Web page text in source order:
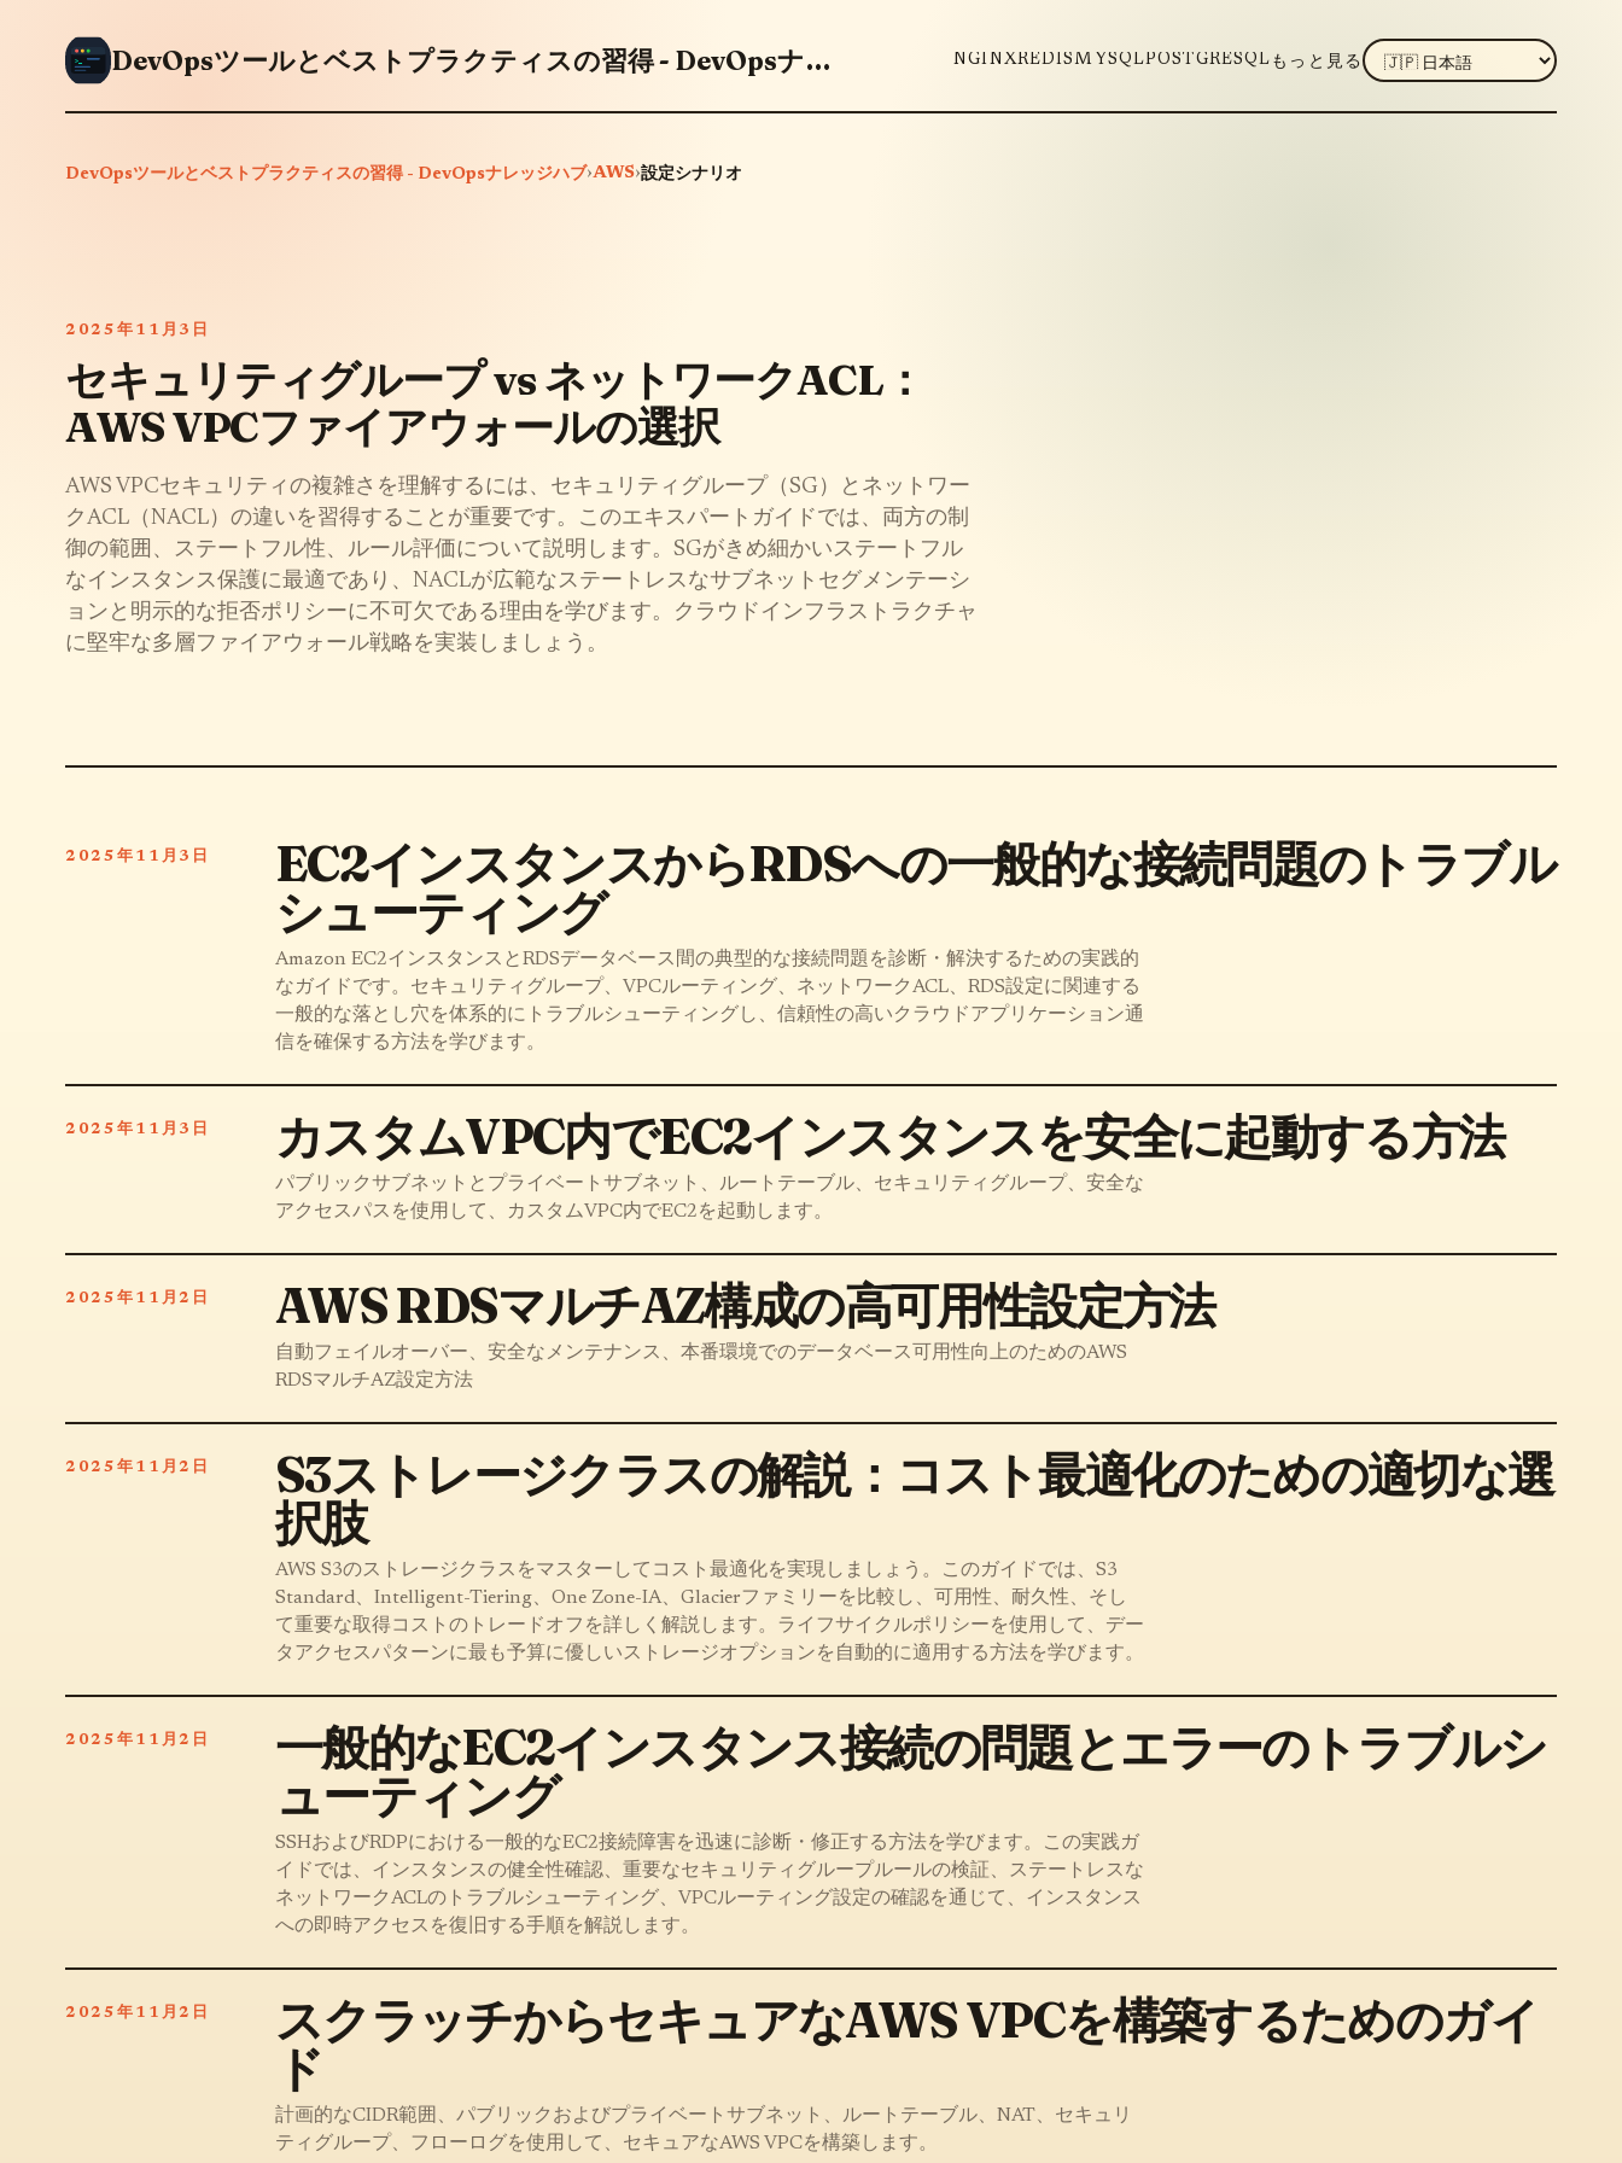
DevOpsツールとベストプラクティスの習得 - DevOpsナレッジハブ NGINXREDISMYSQLPOSTGRESQL もっと見る
LANGUAGE
DevOpsツールとベストプラクティスの習得 - DevOpsナレッジハブ›AWS›設定シナリオ
2025年11月3日
セキュリティグループ vs ネットワークACL：
AWS VPCファイアウォールの選択
AWS VPCセキュリティの複雑さを理解するには、セキュリティグループ（SG）とネットワー
クACL（NACL）の違いを習得することが重要です。このエキスパートガイドでは、両方の制
御の範囲、ステートフル性、ルール評価について説明します。SGがきめ細かいステートフル
なインスタンス保護に最適であり、NACLが広範なステートレスなサブネットセグメンテーシ
ョンと明示的な拒否ポリシーに不可欠である理由を学びます。クラウドインフラストラクチャ
に堅牢な多層ファイアウォール戦略を実装しましょう。
2025年11月3日
EC2インスタンスからRDSへの一般的な接続問題のトラブル
シューティング
Amazon EC2インスタンスとRDSデータベース間の典型的な接続問題を診断・解決するための実践的
なガイドです。セキュリティグループ、VPCルーティング、ネットワークACL、RDS設定に関連する
一般的な落とし穴を体系的にトラブルシューティングし、信頼性の高いクラウドアプリケーション通
信を確保する方法を学びます。
2025年11月3日 カスタムVPC内でEC2インスタンスを安全に起動する方法
パブリックサブネットとプライベートサブネット、ルートテーブル、セキュリティグループ、安全な
アクセスパスを使用して、カスタムVPC内でEC2を起動します。
2025年11月2日 AWS RDSマルチAZ構成の高可用性設定方法
自動フェイルオーバー、安全なメンテナンス、本番環境でのデータベース可用性向上のためのAWS
RDSマルチAZ設定方法
2025年11月2日
S3ストレージクラスの解説：コスト最適化のための適切な選
択肢
AWS S3のストレージクラスをマスターしてコスト最適化を実現しましょう。このガイドでは、S3
Standard、Intelligent-Tiering、One Zone-IA、Glacierファミリーを比較し、可用性、耐久性、そし
て重要な取得コストのトレードオフを詳しく解説します。ライフサイクルポリシーを使用して、デー
タアクセスパターンに最も予算に優しいストレージオプションを自動的に適用する方法を学びます。
2025年11月2日
一般的なEC2インスタンス接続の問題とエラーのトラブルシ
ューティング
SSHおよびRDPにおける一般的なEC2接続障害を迅速に診断・修正する方法を学びます。この実践ガ
イドでは、インスタンスの健全性確認、重要なセキュリティグループルールの検証、ステートレスな
ネットワークACLのトラブルシューティング、VPCルーティング設定の確認を通じて、インスタンス
への即時アクセスを復旧する手順を解説します。
2025年11月2日
スクラッチからセキュアなAWS VPCを構築するためのガイ
ド
計画的なCIDR範囲、パブリックおよびプライベートサブネット、ルートテーブル、NAT、セキュリ
ティグループ、フローログを使用して、セキュアなAWS VPCを構築します。